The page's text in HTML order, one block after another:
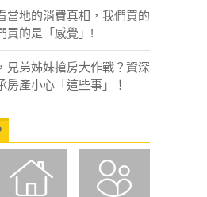
當地的消費真相，我們買的
買的是「感覺」!
兄弟姊妹搶房大作戰？資深
房產小心「這些事」！